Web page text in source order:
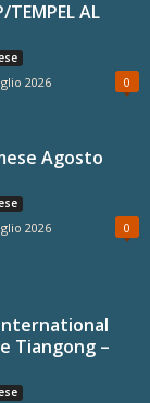
AL
2026 0
Agosto
2026 0
Tiangong –